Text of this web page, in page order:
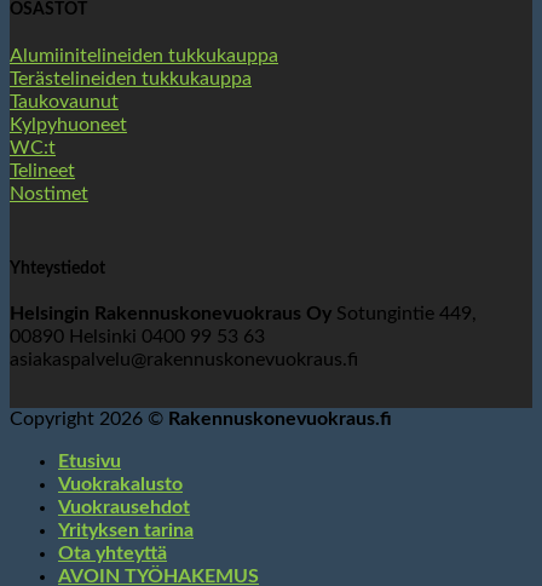
OSASTOT
Alumiinitelineiden tukkukauppa
Terästelineiden tukkukauppa
Taukovaunut
Kylpyhuoneet
WC:t
Telineet
Nostimet
Yhteystiedot
Helsingin Rakennuskonevuokraus Oy Sotungintie 449,
00890 Helsinki 0400 99 53 63
asiakaspalvelu@rakennuskonevuokraus.fi
Copyright 2026 © Rakennuskonevuokraus.fi
Etusivu
Vuokrakalusto
Vuokrausehdot
Yrityksen tarina
Ota yhteyttä
AVOIN TYÖHAKEMUS